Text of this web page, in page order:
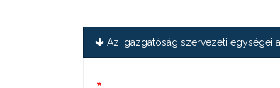
Az Igazgatóság szervezeti egységei